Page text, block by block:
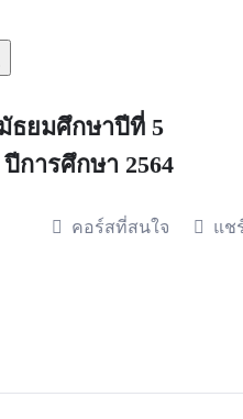
ธยมศึกษาปีที่ 5
การศึกษา 2564
คอร์สที่สนใจ แช